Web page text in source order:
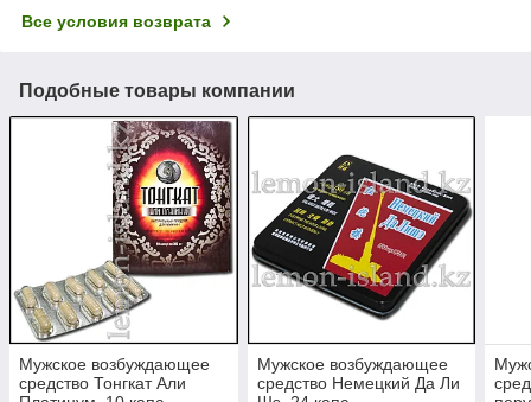
Все условия возврата
Подобные товары компании
Мужское возбуждающее
средство Тонгкат Али
Мужское возбуждающее
средство Немецкий Да Ли